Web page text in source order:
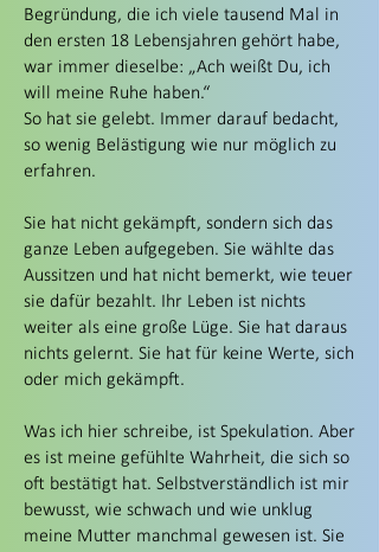
Begründung, die ich viele tausend Mal in
den ersten 18 Lebensjahren gehört habe,
war immer dieselbe: „Ach weißt Du, ich
will meine Ruhe haben.“
So hat sie gelebt. Immer darauf bedacht,
so wenig Belästigung wie nur möglich zu
erfahren.
Sie hat nicht gekämpft, sondern sich das
ganze Leben aufgegeben. Sie wählte das
Aussitzen und hat nicht bemerkt, wie teuer
sie dafür bezahlt. Ihr Leben ist nichts
weiter als eine große Lüge. Sie hat daraus
nichts gelernt. Sie hat für keine Werte, sich
oder mich gekämpft.
Was ich hier schreibe, ist Spekulation. Aber
es ist meine gefühlte Wahrheit, die sich so
oft bestätigt hat. Selbstverständlich ist mir
bewusst, wie schwach und wie unklug
meine Mutter manchmal gewesen ist. Sie